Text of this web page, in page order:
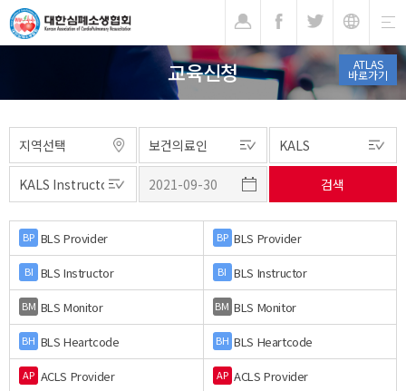
ATLAS
바로가기
교육신청
BP BLS Provider BP BLS Provider
BI BLS Instructor BI BLS Instructor
BM BLS Monitor BM BLS Monitor
BH BLS Heartcode BH BLS Heartcode
AP ACLS Provider AP ACLS Provider